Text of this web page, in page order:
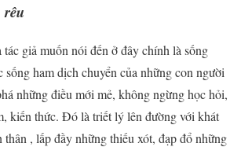
rêu
tác giả muốn nói đến ở đây chính là sống
ham dịch chuyển của những con người
những điều mới mẻ, không ngừng học hỏi,
kiến thức. Đó là triết lý lên đường với khát
thân , lấp đầy những thiếu xót, đạp đổ những